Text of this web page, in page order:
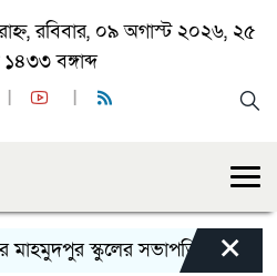
রবিবার, ০৯ অগাস্ট ২০২৬, ২৫
১৪৩৩ বঙ্গাব্দ
স্কুলের সভাপতি হলেন গোবিন্দ
×